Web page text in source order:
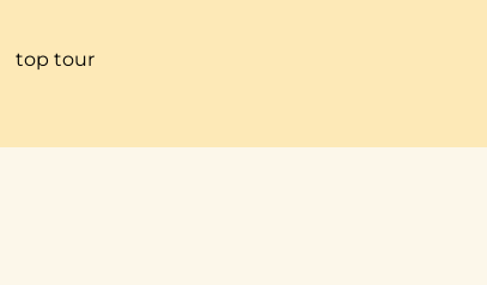
top tour